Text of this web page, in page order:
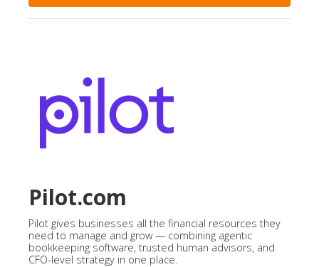
Pilot.com
Pilot gives businesses all the financial resources they
need to manage and grow — combining agentic
bookkeeping software, trusted human advisors, and
CFO-level strategy in one place.